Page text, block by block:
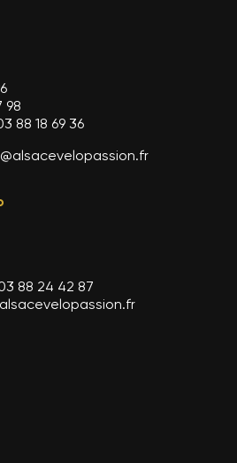
98
88 18 69 36
88 24 42 87